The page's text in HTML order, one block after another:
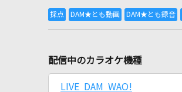
配信中のカラオケ機種
LIVE DAM WAO!